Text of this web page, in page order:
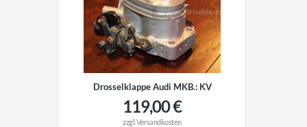
Drosselklappe Audi MKB.: KV
119,00 €
zzgl.Versandkosten